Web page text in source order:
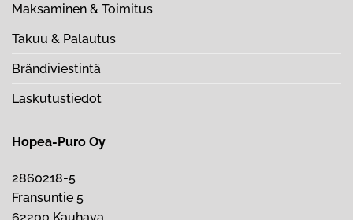
Maksaminen & Toimitus
Takuu & Palautus
Brändiviestintä
Laskutustiedot
Hopea-Puro Oy
2860218-5
Fransuntie 5